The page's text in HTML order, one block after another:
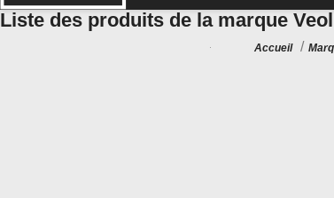
Liste des produits de la marque
Accueil